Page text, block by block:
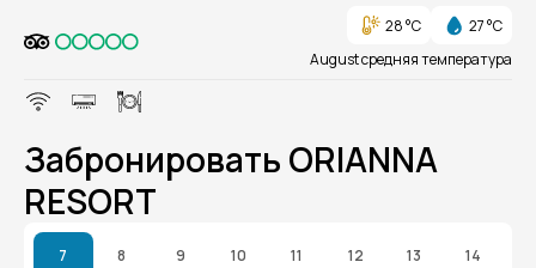
28 °C
27 °C
August средняя температура
Забронировать ORIANNA
RESORT
7 8 9 10 11 12 13 14